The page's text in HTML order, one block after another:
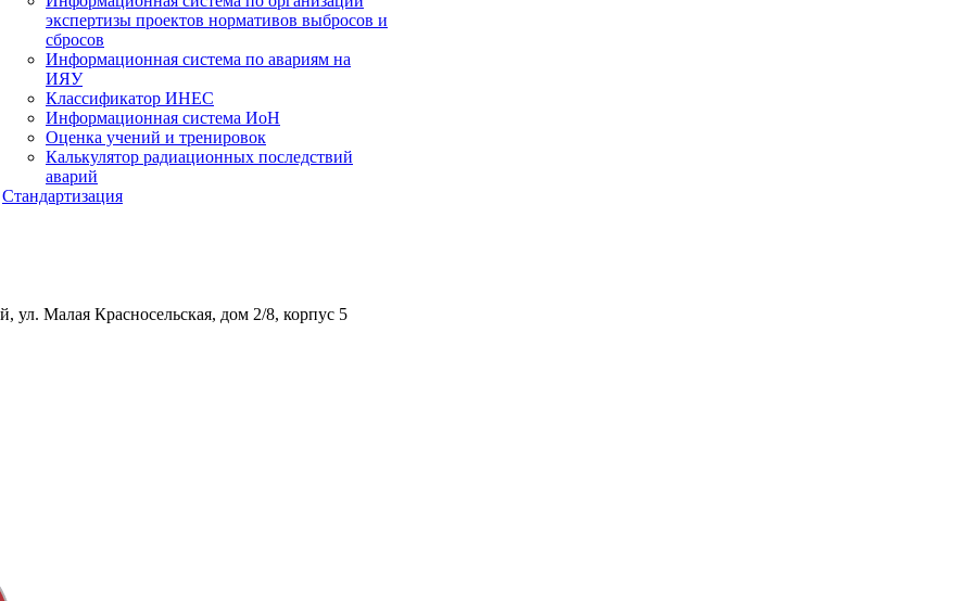
экспертизы проектов нормативов выбросов и
сбросов
Информационная система по авариям на
ИЯУ
Классификатор ИНЕС
Информационная система ИоН
Оценка учений и тренировок
Калькулятор радиационных последствий
аварий
Стандартизация
ул. Малая Красносельская, дом 2/8, корпус 5